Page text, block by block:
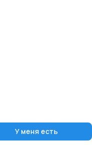
У меня есть